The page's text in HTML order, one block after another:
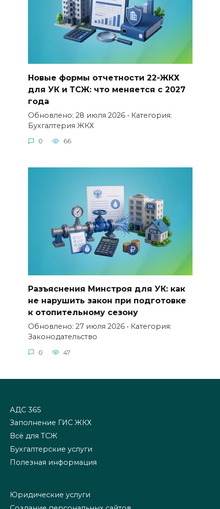
Новые формы отчетности 22-ЖКХ
для УК и ТСЖ: что меняется с 2027
года
Обновлено: 28 июля 2026 • Категория:
Бухгалтерия ЖКХ
0 66
Разъяснения Минстроя для УК: как
не нарушить закон при подготовке
к отопительному сезону
Обновлено: 27 июля 2026 • Категория:
Законодательство
0 47
АДС 365
Заполнение ГИС ЖКХ
Всё для ТСЖ
Бухгалтерские услуги
Полезная информация
Юридические услуги